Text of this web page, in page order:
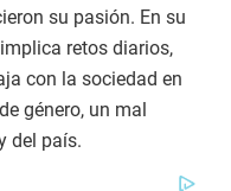
su pasión. En su
retos diarios,
con la sociedad en
género, un mal
del país.